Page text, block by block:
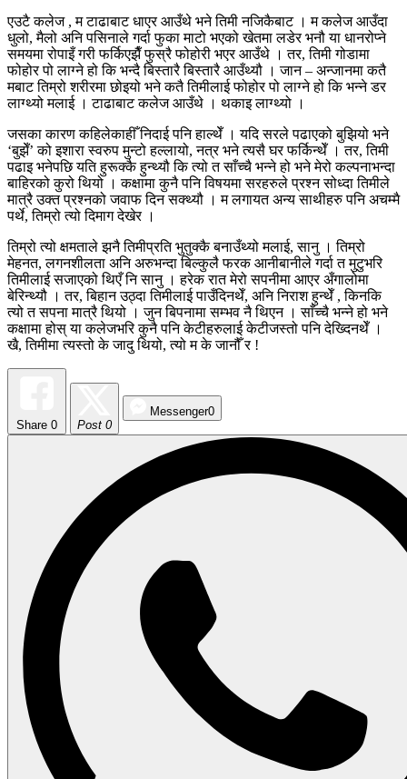
एउटै कलेज , म टाढाबाट धाएर आउँथे भने तिमी नजिकैबाट । म कलेज आउँदा
धुलो, मैलो अनि पसिनाले गर्दा फुका माटो भएको खेतमा लडेर भनौ या धानरोप्ने
समयमा रोपाइँ गरी फर्किएझैँ फुस्रै फोहोरी भएर आउँथे । तर, तिमी गोडामा
फोहोर पो लाग्ने हो कि भन्दै बिस्तारै बिस्तारै आउँथ्यौ । जान – अन्जानमा कतै
मबाट तिम्रो शरीरमा छोइयो भने कतै तिमीलाई फोहोर पो लाग्ने हो कि भन्ने डर
लाग्थ्यो मलाई । टाढाबाट कलेज आउँथे । थकाइ लाग्थ्यो ।
जसका कारण कहिलेकाहीँ निदाई पनि हाल्थेँ । यदि सरले पढाएको बुझियो भने
‘बुझेँ’ को इशारा स्वरुप मुन्टो हल्लायो, नत्र भने त्यसै घर फर्किन्थेँ । तर, तिमी
पढाइ भनेपछि यति हुरूक्कै हुन्थ्यौ कि त्यो त साँच्चै भन्ने हो भने मेरो कल्पनाभन्दा
बाहिरको कुरो थियो । कक्षामा कुनै पनि विषयमा सरहरुले प्रश्न सोध्दा तिमीले
मात्रै उक्त प्रश्नको जवाफ दिन सक्थ्यौ । म लगायत अन्य साथीहरु पनि अचम्मै
पर्थे, तिम्रो त्यो दिमाग देखेर ।
तिम्रो त्यो क्षमताले झनै तिमीप्रति भुतुक्कै बनाउँथ्यो मलाई, सानु । तिम्रो
मेहनत, लगनशीलता अनि अरुभन्दा बिल्कुलै फरक आनीबानीले गर्दा त मुटुभरि
तिमीलाई सजाएको थिएँ नि सानु । हरेक रात मेरो सपनीमा आएर अँगालोमा
बेरिन्थ्यौ । तर, बिहान उठ्दा तिमीलाई पाउँदिनथेँ, अनि निराश हुन्थेँ , किनकि
त्यो त सपना मात्रै थियो । जुन बिपनामा सम्भव नै थिएन । साँच्चै भन्ने हो भने
कक्षामा होस् या कलेजभरि कुनै पनि केटीहरुलाई केटीजस्तो पनि देख्दिनथेँ ।
खै, तिमीमा त्यस्तो के जादु थियो, त्यो म के जानौँ र !
Share 0 Post 0
Messenger0